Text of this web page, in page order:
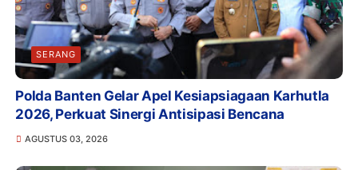
SERANG
Polda Banten Gelar Apel Kesiapsiagaan Karhutla
2026, Perkuat Sinergi Antisipasi Bencana
AGUSTUS 03, 2026